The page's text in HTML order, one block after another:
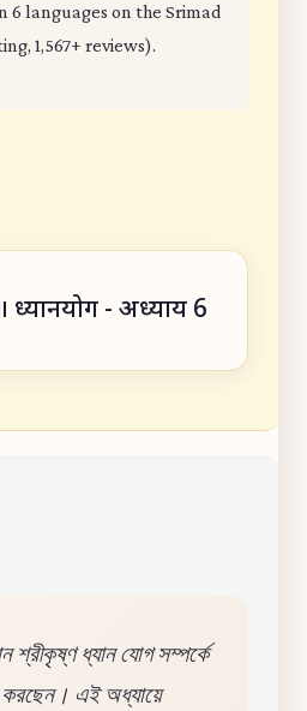
6 languages on the Srimad
1,567+ reviews).
ध्यानयोग - अध्याय 6
ধ্যান যোগ সম্পর্কে
করছেন। এই অধ্যায়ে